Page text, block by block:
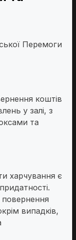
Перемоги
коштів
у залі, з
та
харчування є
повернення
випадків,